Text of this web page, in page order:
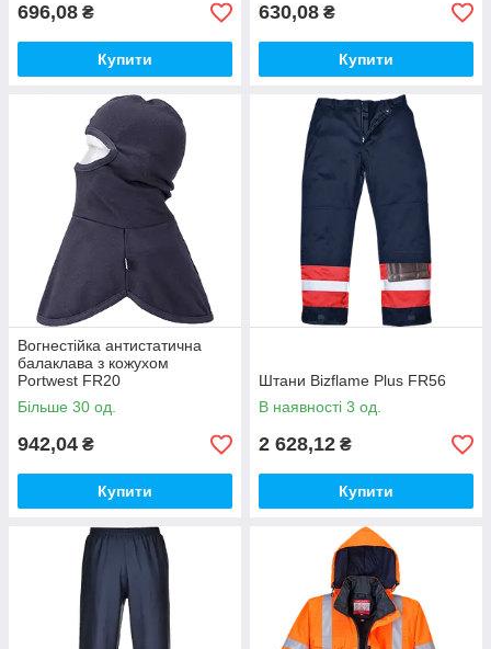
696,08 ₴
Купити
630,08 ₴
Купити
Вогнестійка антистатична
балаклава з кожухом
Portwest FR20
Більше 30 од.
942,04 ₴
Купити
Штани Bizflame Plus FR56
В наявності 3 од.
2 628,12 ₴
Купити